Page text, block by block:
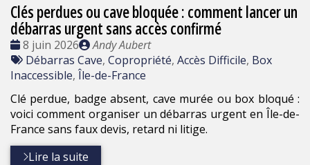
Clés perdues ou cave bloquée : comment lancer un
débarras urgent sans accès confirmé
Date
:
8 juin 2026
Publié
par
Andy Aubert
Tags
:
Débarras Cave, Copropriété, Accès Difficile, Box
Inaccessible, Île-de-France
Clé perdue, badge absent, cave murée ou box bloqué :
voici comment organiser un débarras urgent en Île-de-
France sans faux devis, retard ni litige.
Lire la suite